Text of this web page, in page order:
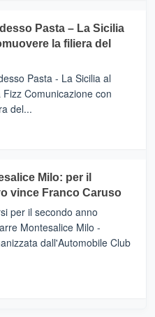
Pasta – La Sicilia
la filiera del
Pasta - La Sicilia al
Fizz Comunicazione con
del...
Milo: per il
vince Franco Caruso
per il secondo anno
Montesalice Milo -
dall'Automobile Club